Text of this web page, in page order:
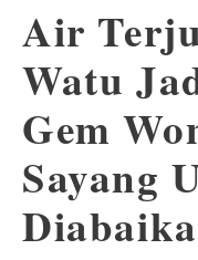
Air
Watu
Gem
Sayang